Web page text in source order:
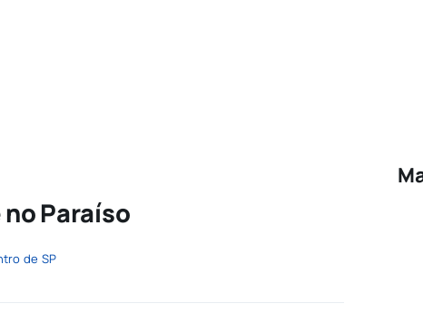
Paraíso
de SP